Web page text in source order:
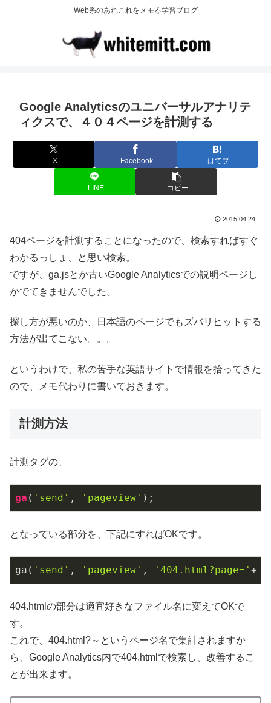
Web系のあれこれをメモる学習ブログ
Google Analyticsのユニバーサルアナリテ
ィクスで、４０４ページを計測する
X Facebook はてブ
LINE コピー
2015.04.24
404ページを計測することになったので、検索すればすぐ
わかるっしょ、と思い検索。
ですが、ga.jsとか古いGoogle Analyticsでの説明ページし
かでてきませんでした。
探し方が悪いのか、日本語のページでもズバリヒットする
方法が出てこない。。。
というわけで、私の苦手な英語サイトで情報を拾ってきた
ので、メモ代わりに書いておきます。
計測方法
計測タグの、
ga ( 'send' , 'pageview' );
となっている部分を、下記にすればOKです。
ga( 'send' , 'pageview' , '404.html?page=' +
404.htmlの部分は適宜好きなファイル名に変えてOKで
す。
これで、404.html?～というページ名で集計されますか
ら、Google Analytics内で404.htmlで検索し、改善するこ
とが出来ます。